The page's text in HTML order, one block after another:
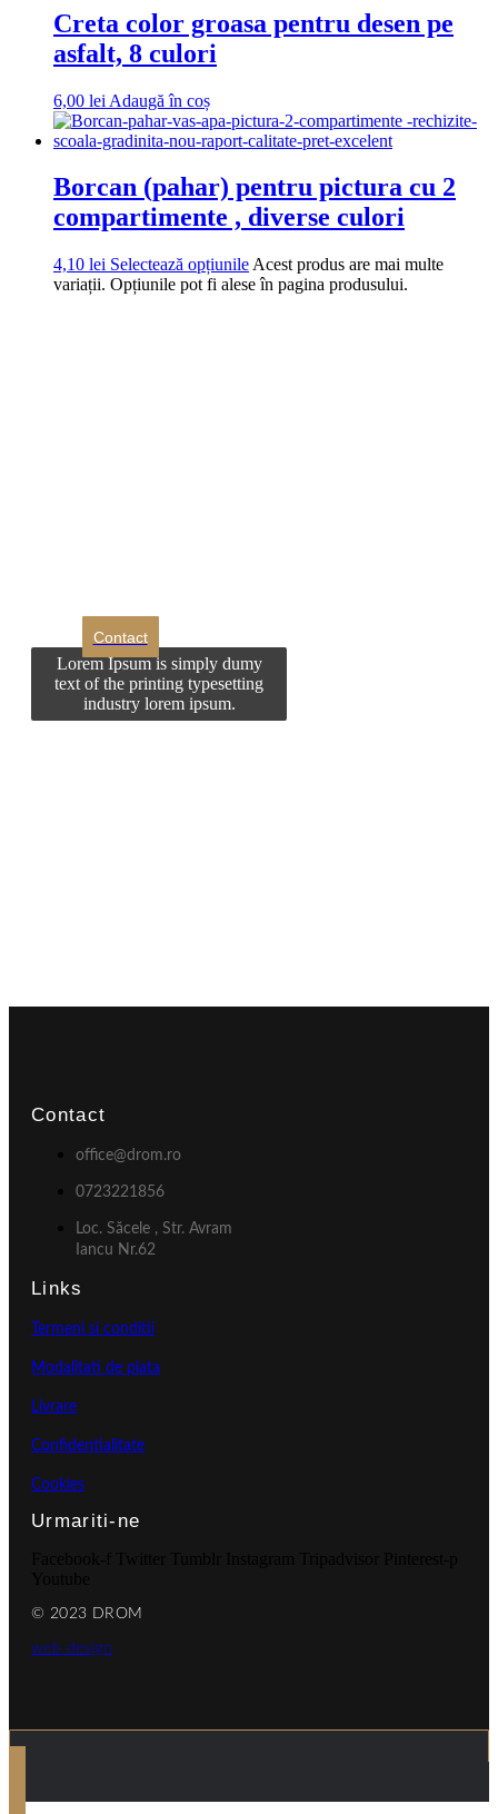
Creta color groasa pentru desen pe
asfalt, 8 culori
6,00 lei Adaugă în coș
Borcan (pahar) pentru pictura cu 2
compartimente , diverse culori
4,10 lei Selectează opțiunile Acest produs are mai multe
variații. Opțiunile pot fi alese în pagina produsului.
Contact
Lorem Ipsum is simply dumy
text of the printing typesetting
industry lorem ipsum.
Contact
office@drom.ro
0723221856
Loc. Săcele , Str. Avram
Iancu Nr.62
Links
Termeni si conditii
Modalitati de plata
Livrare
Confidentialitate
Cookies
Urmariti-ne
© 2023 DROM
web design